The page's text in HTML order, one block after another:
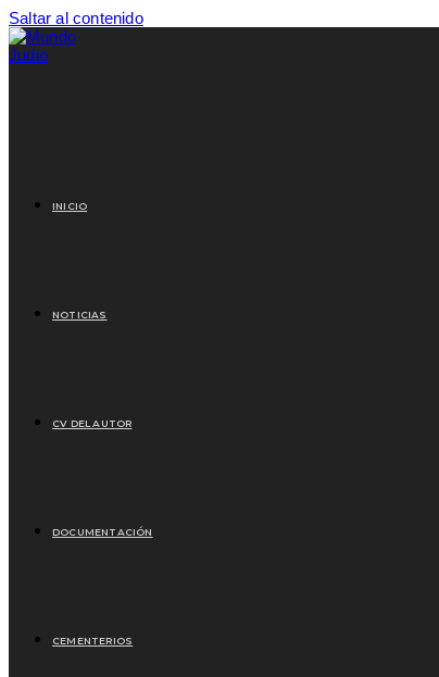
Saltar al contenido
INICIO
NOTICIAS
CV DEL AUTOR
DOCUMENTACIÓN
CEMENTERIOS